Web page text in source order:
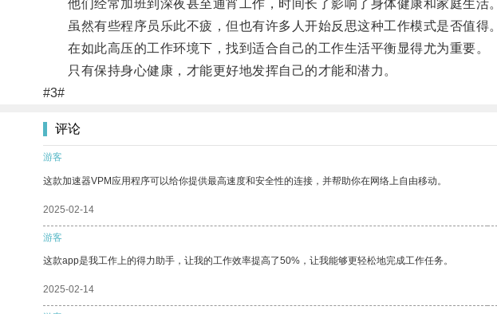
他们经常加班到深夜甚至通宵工作，时间长了影响了身体健康和家庭生活。
虽然有些程序员乐此不疲，但也有许多人开始反思这种工作模式是否值得。
在如此高压的工作环境下，找到适合自己的工作生活平衡显得尤为重要。
只有保持身心健康，才能更好地发挥自己的才能和潜力。
#3#
评论
游客
这款加速器VPM应用程序可以给你提供最高速度和安全性的连接，并帮助你在网络上自由移动。
2025-02-14
游客
这款app是我工作上的得力助手，让我的工作效率提高了50%，让我能够更轻松地完成工作任务。
2025-02-14